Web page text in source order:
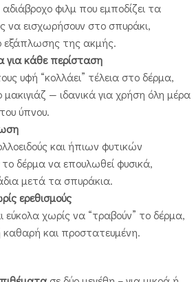
φιλμ που εμποδίζει τα
να εισχωρήσουν στο σπυράκι,
εξάπλωσης της ακμής.
για κάθε περίσταση
υφή “κολλάει” τέλεια στο δέρμα,
— ιδανικά για χρήση όλη μέρα
ύπνου.
και ήπιων φυτικών
δέρμα να επουλωθεί φυσικά,
μετά τα σπυράκια.
ερεθισμούς
χωρίς να “τραβούν” το δέρμα,
και προστατευμένη.